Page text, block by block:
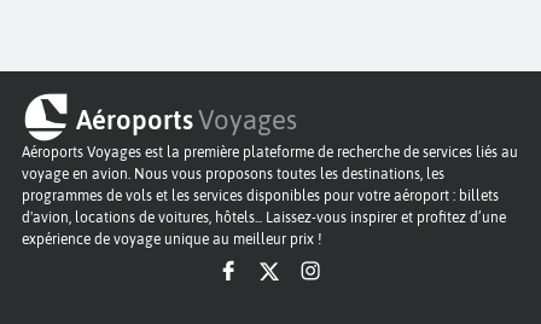
AéroportsVoyages
Aéroports Voyages est la première plateforme de recherche de services liés au
voyage en avion. Nous vous proposons toutes les destinations, les
programmes de vols et les services disponibles pour votre aéroport : billets
d'avion, locations de voitures, hôtels... Laissez-vous inspirer et profitez d’une
expérience de voyage unique au meilleur prix !